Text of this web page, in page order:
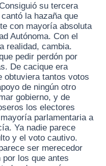
su tercera
la hazaña que
con mayoría absoluta
Autónoma. Con el
realidad, cambia.
pedir perdón por
De cacique era
obtuviera tantos votos
de ningún otro
gobierno, y de
los electores
parlamentaria a
Ya nadie parece
y el voto cautivo.
ser merecedor
los que antes